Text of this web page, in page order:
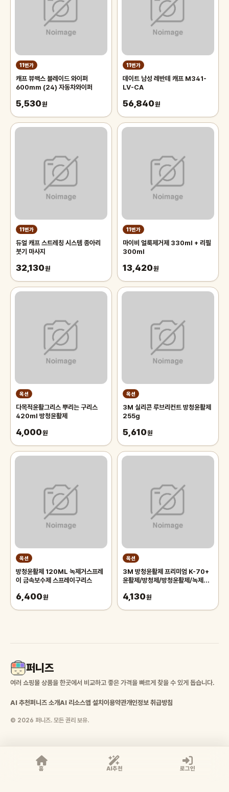
11번가
캐프 뷰맥스 블레이드 와이퍼
600mm (24) 자동차와이퍼
5,530원
11번가
데이트 남성 레반테 캐프 M341-
LV-CA
56,840원
11번가
듀얼 캐프 스트레칭 시스템 종아리
붓기 마사지
32,130원
11번가
마이비 얼룩제거제 330ml + 리필
300ml
13,420원
옥션
다목적윤활그리스 뿌리는 구리스
420ml 방청윤활제
4,000원
옥션
3M 실리콘 루브리컨트 방청윤활제
255g
5,610원
옥션
방청윤활제 120ML 녹제거스프레
이 금속보수제 스프레이구리스
6,400원
옥션
3M 방청윤활제 프리미엄 K-70+
윤활제/방청제/방청윤활제/녹제거/
4,130원
퍼니즈
여러 쇼핑몰 상품을 한곳에서 비교하고 좋은 가격을 빠르게 찾을 수 있게 돕습니다.
AI 추천퍼니즈 소개AI 리소스앱 설치 이용약관개인정보 취급방침
© 2026 퍼니즈. 모든 권리 보유.
홈 AI추천 로그인